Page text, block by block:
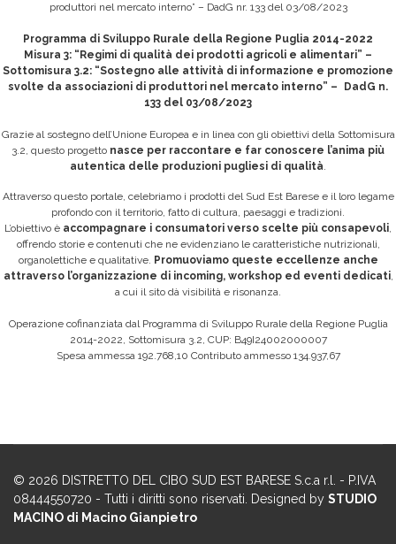
produttori nel mercato interno” – DadG nr. 133 del 03/08/2023
Programma di Sviluppo Rurale della Regione Puglia 2014-2022
Misura 3: “Regimi di qualità dei prodotti agricoli e alimentari” –
Sottomisura 3.2: “Sostegno alle attività di informazione e promozione
svolte da associazioni di produttori nel mercato interno” – DadG n.
133 del 03/08/2023
Grazie al sostegno dell’Unione Europea e in linea con gli obiettivi della Sottomisura
3.2, questo progetto nasce per raccontare e far conoscere l’anima più
autentica delle produzioni pugliesi di qualità.
Attraverso questo portale, celebriamo i prodotti del Sud Est Barese e il loro legame
profondo con il territorio, fatto di cultura, paesaggi e tradizioni.
L’obiettivo è accompagnare i consumatori verso scelte più consapevoli,
offrendo storie e contenuti che ne evidenziano le caratteristiche nutrizionali,
organolettiche e qualitative. Promuoviamo queste eccellenze anche
attraverso l’organizzazione di incoming, workshop ed eventi dedicati,
a cui il sito dà visibilità e risonanza.
Operazione cofinanziata dal Programma di Sviluppo Rurale della Regione Puglia
2014-2022, Sottomisura 3.2, CUP: B49I24002000007
Spesa ammessa 192.768,10 Contributo ammesso 134.937,67
© 2026 DISTRETTO DEL CIBO SUD EST BARESE S.c.a r.l. - P.IVA
08444550720 - Tutti i diritti sono riservati. Designed by STUDIO
MACINO di Macino Gianpietro